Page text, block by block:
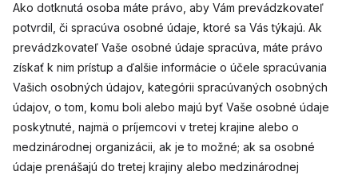
Ako dotknutá osoba máte právo, aby Vám prevádzkovateľ
potvrdil, či spracúva osobné údaje, ktoré sa Vás týkajú. Ak
prevádzkovateľ Vaše osobné údaje spracúva, máte právo
získať k nim prístup a ďalšie informácie o účele spracúvania
Vašich osobných údajov, kategórii spracúvaných osobných
údajov, o tom, komu boli alebo majú byť Vaše osobné údaje
poskytnuté, najmä o príjemcovi v tretej krajine alebo o
medzinárodnej organizácii, ak je to možné; ak sa osobné
údaje prenášajú do tretej krajiny alebo medzinárodnej